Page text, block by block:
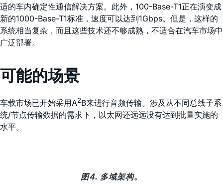
适的车内确定性通信解决方案。此外，100-Base-T1正在演变成
新的1000-Base-T1标准，速度可以达到1Gbps。但是，这样的
系统相当复杂，而且这些技术还不够成熟，不适合在汽车市场中
广泛部署。
可能的场景
车载市场已开始采用A2B来进行音频传输。涉及从不同总线子系
统/节点传输数据的需求下，以太网还远远没有达到批量实施的
水平。
图4. 多域架构。